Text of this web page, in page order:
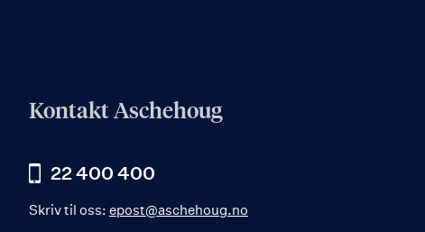
Kontakt Aschehoug
22 400 400
Skriv til oss: epost@aschehoug.no